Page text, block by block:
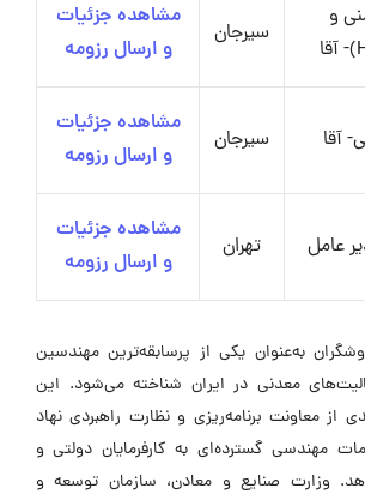
و
سیرجان
مشاهده جزئیات
و ارسال رزومه
آقا سیرجان
مشاهده جزئیات
و ارسال رزومه
عامل تهران
مشاهده جزئیات
و ارسال رزومه
به‌عنوان یکی از پرسابقه‌ترین مهندسین
معدنی در ایران شناخته می‌شود. این
از معاونت برنامه‌ریزی و نظارت راهبردی نهاد
مهندسی گسترده‌ای به کارفرمایان دولتی و
وزارت صنایع و معادن، سازمان توسعه و